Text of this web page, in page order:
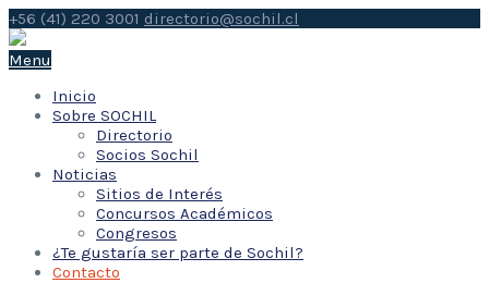
+56 (41) 220 3001 directorio@sochil.cl
Menu
Inicio
Sobre SOCHIL
Directorio
Socios Sochil
Noticias
Sitios de Interés
Concursos Académicos
Congresos
¿Te gustaría ser parte de Sochil?
Contacto